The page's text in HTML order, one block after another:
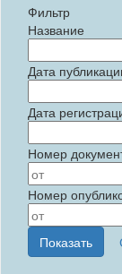
Фильтр
Название
Дата
Дата
Номер
Номер